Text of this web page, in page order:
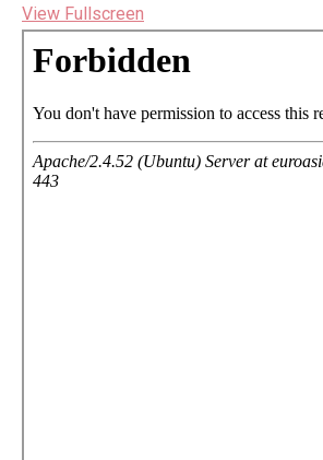
View Fullscreen
Перейти
содержимому